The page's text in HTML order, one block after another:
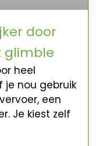
door
glimble
heel
je nou gebruik
een
Je kiest zelf